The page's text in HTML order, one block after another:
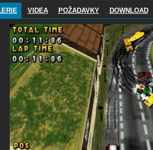
VIDEA POŽADAVKY DOWNLOAD